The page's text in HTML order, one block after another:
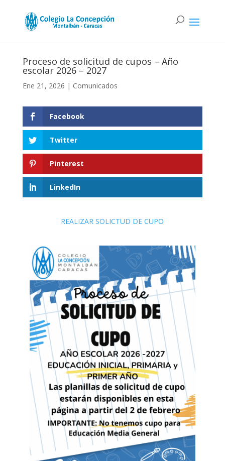
Proceso de solicitud de cupos – Año
escolar 2026 – 2027
Ene 21, 2026 | Comunicados
Facebook
Twitter
Pinterest
LinkedIn
REALIZAR SOLICTUD DE CUPO